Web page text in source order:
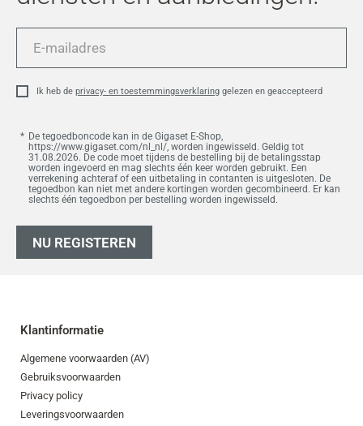
mailadres
Ik heb de privacy- en toestemmingsverklaring gelezen en geaccepteerd
De tegoedboncode kan in de Gigaset E-Shop,
https://www.gigaset.com/nl_nl/, worden ingewisseld. Geldig tot
31.08.2026. De code moet tijdens de bestelling bij de betalingsstap
worden ingevoerd en mag slechts één keer worden gebruikt. Een
verrekening achteraf of een uitbetaling in contanten is uitgesloten. De
tegoedbon kan niet met andere kortingen worden gecombineerd. Er kan
slechts één tegoedbon per bestelling worden ingewisseld.
NU REGISTEREN
Klantinformatie
Algemene voorwaarden (AV)
Gebruiksvoorwaarden
Privacy policy
Leveringsvoorwaarden